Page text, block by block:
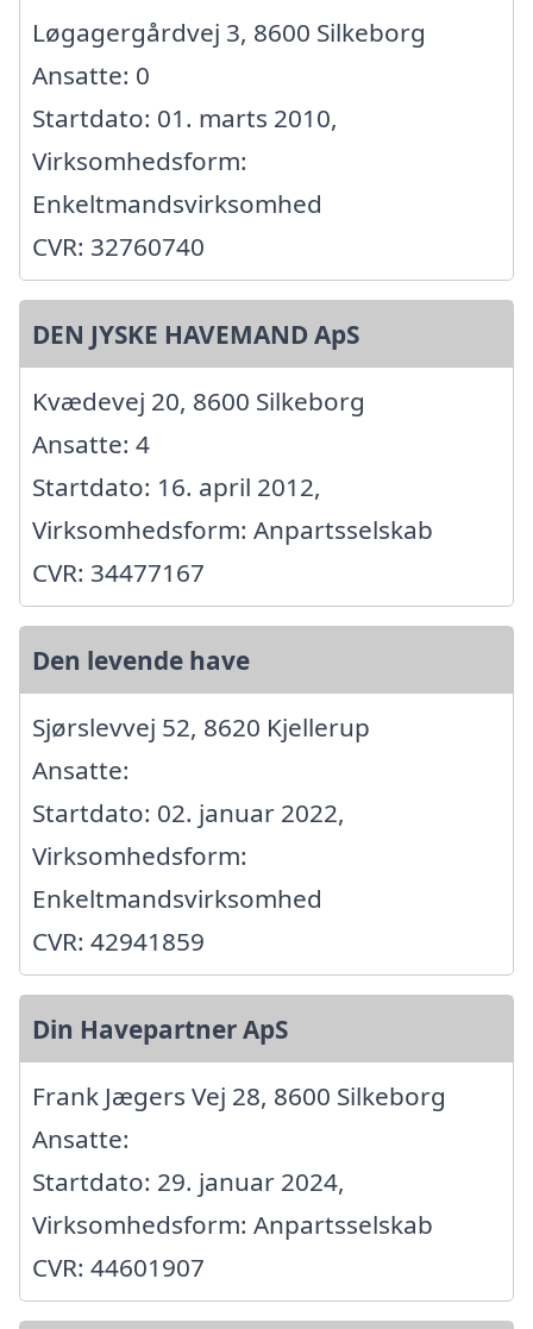
Løgagergårdvej 3, 8600 Silkeborg
Ansatte: 0
Startdato: 01. marts 2010,
Virksomhedsform:
Enkeltmandsvirksomhed
CVR: 32760740
DEN JYSKE HAVEMAND ApS
Kvædevej 20, 8600 Silkeborg
Ansatte: 4
Startdato: 16. april 2012,
Virksomhedsform: Anpartsselskab
CVR: 34477167
Den levende have
Sjørslevvej 52, 8620 Kjellerup
Ansatte:
Startdato: 02. januar 2022,
Virksomhedsform:
Enkeltmandsvirksomhed
CVR: 42941859
Din Havepartner ApS
Frank Jægers Vej 28, 8600 Silkeborg
Ansatte:
Startdato: 29. januar 2024,
Virksomhedsform: Anpartsselskab
CVR: 44601907